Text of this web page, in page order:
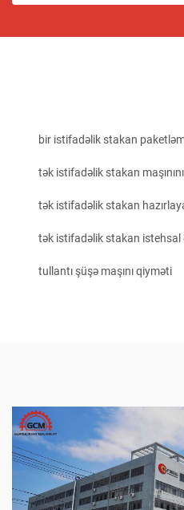
bir istifadəlik stakan
tək istifadəlik stakan
tək istifadəlik stakan
tək istifadəlik stakan istehsal
tullantı şüşə maşını qiyməti